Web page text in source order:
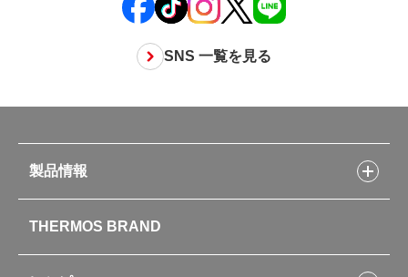
SNS 一覧を見る
製品情報
水筒
お弁当
THERMOS BRAND